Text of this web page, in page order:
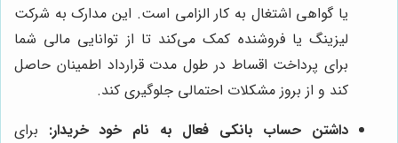
یا گواهی اشتغال به کار الزامی است. این مدارک به شرکت
لیزینگ یا فروشنده کمک می‌کند تا از توانایی مالی شما
برای پرداخت اقساط در طول مدت قرارداد اطمینان حاصل
کند و از بروز مشکلات احتمالی جلوگیری کند.
داشتن حساب بانکی فعال به نام خود خریدار: برای